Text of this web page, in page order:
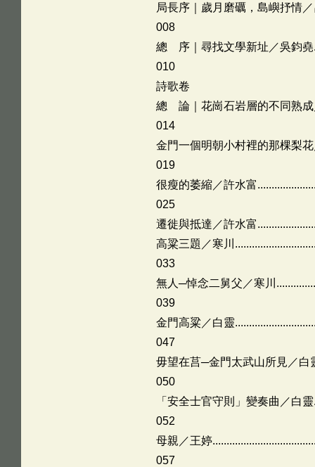
局長序｜歲月磨礪，島嶼抒情／
008
總 序｜尋找文學新址／吳鈞堯
010
詩歌卷
總 論｜花崗石岩層的不同熟成
014
金門一個明朝小村裡的那棵梨花
019
很瘦的萎縮／許水富
025
遷徙與抵達／許水富
高粱三題／寒川
033
無人─悼念二舅父／寒川
039
金門高粱／白靈
047
毋望在莒─金門太武山所見／白
050
「安全士官守則」變奏曲／白靈
052
母親／王婷
057